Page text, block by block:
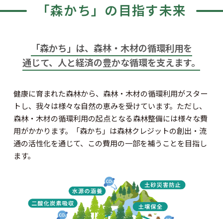
「森かち」の目指す未来
「森かち」は、森林・木材の循環利用を
通じて、 人と経済の豊かな循環を支えます。
健康に育まれた森林から、森林・木材の循環利用がスター
トし、我々は様々な自然の恵みを受けています。 ただし、
森林・木材の循環利用の起点となる森林整備には様々な費
用がかかります。
「森かち」は森林クレジットの創出・流
通の活性化を通じて、この費用の一部を補うことを目指し
ます。